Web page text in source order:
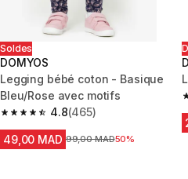
Soldes
DOMYOS
Legging bébé coton - Basique
Bleu/Rose avec motifs
4.8
4.8 out of 5 stars from 465
(465)
49,00 MAD Prix avant la réduction
99,00 MAD50%